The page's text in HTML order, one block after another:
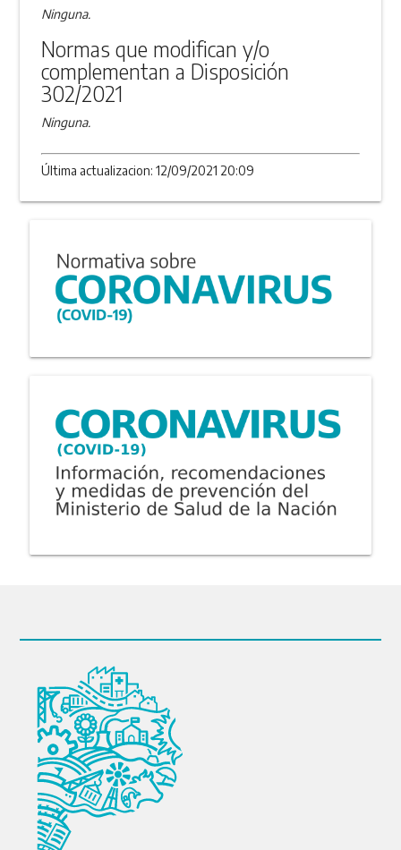
Ninguna.
Normas que modifican y/o
complementan a Disposición
302/2021
Ninguna.
Última actualizacion: 12/09/2021 20:09